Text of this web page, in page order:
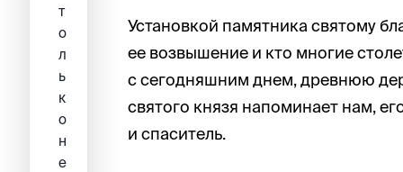
Установкой памятника святому
ее возвышение и кто многие
с сегодняшним днем, древнюю
святого князя напоминает нам,
и спаситель.
т
о
л
ь
к
о
н
е